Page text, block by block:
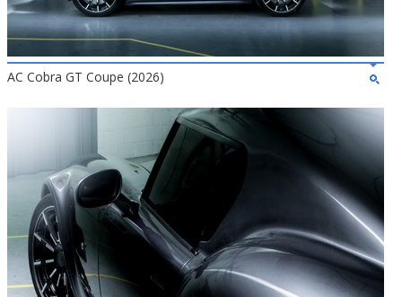
AC Cobra GT Coupe (2026)